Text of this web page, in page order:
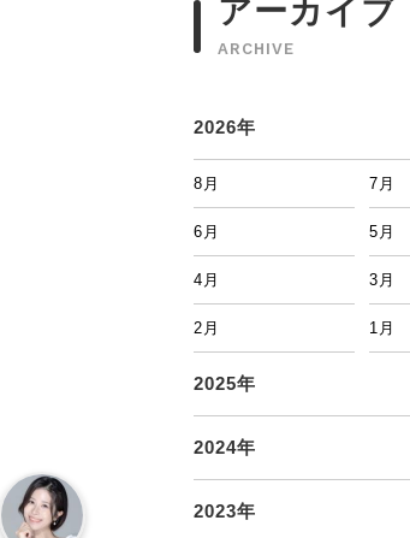
アーカイブ
ARCHIVE
2026年
8月 7月
6月 5月
4月 3月
2月 1月
2025年
2024年
2023年